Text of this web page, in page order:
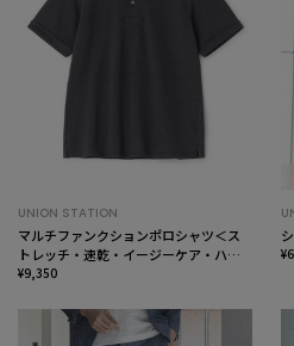
UNION STATION
マルチファンクションポロシャツ＜ス
トレッチ・速乾・イージーケア・ハン
ドウォッシャブル・UVカット・ 抗菌・
¥9,350